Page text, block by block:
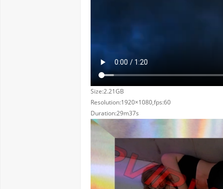
Size:2.21GB
Resolution:1920×1080,fps:60
Duration:29m37s